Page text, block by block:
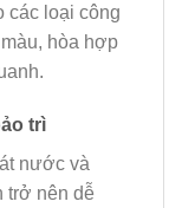
các loại công
hòa hợp
trì
nước và
trở nên dễ